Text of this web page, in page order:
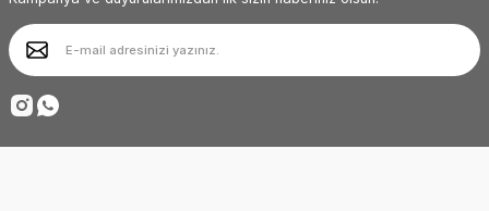
Ürün fiyatı diğer sitelerden daha pahalı.
Bu ürüne benzer farklı alternatifler olmalı.
Deneyimini Paylaş